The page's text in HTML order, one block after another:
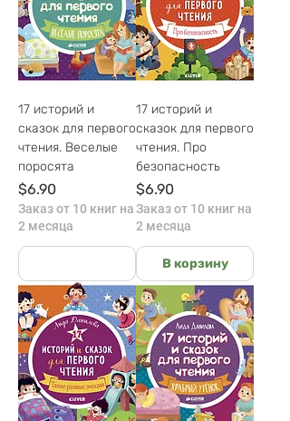
17 историй и
сказок для первого
чтения. Веселые
поросята
Цена
$6.90
Заказ от 10 книг на
2 месяца
17 историй и
сказок для первого
чтения. Про
безопасность
Цена
$6.90
Заказ от 10 книг на
2 месяца
В корзину